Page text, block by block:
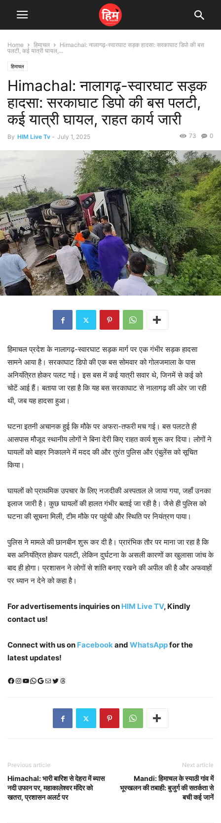
Home हिमाचल
Himachal: नालागढ़-स्वारघाट सड़क हादसा: सरकाघाट डिपो की बस
पलटी, कई यात्री घायल,...
हिमाचल
Himachal: नालागढ़-स्वारघाट सड़क
हादसा: सरकाघाट डिपो की बस पलटी,
कई यात्री घायल, राहत कार्य जारी
By HIM Live Tv - July 1, 2025 0
73
हिमाचल प्रदेश के नालागढ़-स्वारघाट सड़क मार्ग पर एक गंभीर सड़क हादसा
सामने आया है। सरकाघाट डिपो की एक बस सोमवार को गोलजमाला के पास
अनियंत्रित होकर पलट गई। इस बस में कई यात्री सवार थे, जिनमें से कई को
चोटें आई हैं। बताया जा रहा है कि यह बस सरकाघाट से नालागढ़ की ओर जा रही
थी, जब यह हादसा हुआ।
घटना इतनी अचानक हुई कि मौके पर अफरा-तफरी मच गई। बस पलटते ही
आसपास मौजूद स्थानीय लोगों ने बिना देरी किए राहत कार्य शुरू कर दिया। लोगों ने
घायलों को बाहर निकालने में मदद की और तुरंत पुलिस और एंबुलेंस को सूचित
किया।
घायलों को प्राथमिक उपचार के लिए नजदीकी अस्पताल ले जाया गया, जहाँ उनका
इलाज जारी है। कुछ घायलों की हालत गंभीर बताई जा रही है। जैसे ही पुलिस को
घटना की सूचना मिली, टीम मौके पर पहुंची और स्थिति पर नियंत्रण पाया।
पुलिस ने मामले की छानबीन शुरू कर दी है। प्रारंभिक तौर पर माना जा रहा है कि
बस अनियंत्रित होकर पलटी, लेकिन दुर्घटना के असली कारणों का खुलासा जांच के
बाद ही होगा। प्रशासन ने लोगों से शांति बनाए रखने की अपील की है और अफवाहों
पर ध्यान न देने को कहा है।
For advertisements inquiries on HIM Live TV, Kindly
contact us!
Connect with us on Facebookand WhatsAppfor the
latest updates!
Facebook
Instagram
YouTube
WhatsApp
Google
MailX (Twitter)
Threads
Previous article
Himachal: भारी बारिश से देहरा में ब्यास
नदी उफान पर, महाकालेश्वर मंदिर को
खतरा, प्रशासन अलर्ट पर
Next article
Mandi: हिमाचल के स्याठी गांव में
भूस्खलन की तबाही: बुजुर्ग की सतर्कता से
बची कई जानें